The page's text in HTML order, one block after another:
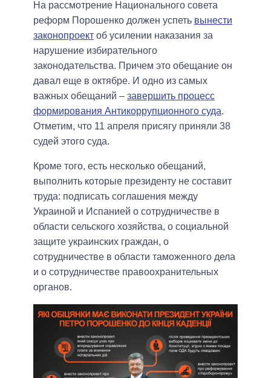
На рассмотрение Национального совета
реформ Порошенко должен успеть вынести
законопроект об усилении наказания за
нарушение избирательного
законодательства. Причем это обещание он
давал еще в октябре. И одно из самых
важных обещаний – завершить процесс
формирования Антикоррупционного суда.
Отметим, что 11 апреля присягу приняли 38
судей этого суда.
Кроме того, есть несколько обещаний,
выполнить которые президенту не составит
труда: подписать соглашения между
Украиной и Испанией о сотрудничестве в
области сельского хозяйства, о социальной
защите украинских граждан, о
сотрудничестве в области таможенного дела
и о сотрудничестве правоохранительных
органов.